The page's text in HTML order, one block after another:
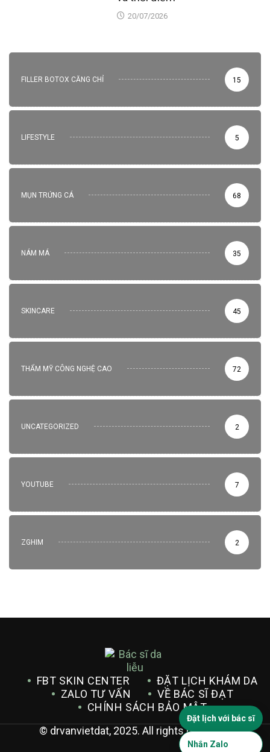
20/07/2026
FILLER BOTOX CĂNG CHỈ 15
LIFESTYLE 5
MỤN TRỨNG CÁ 68
NÁM MÁ 35
SKINCARE 45
THẨM MỸ CÔNG NGHỆ CAO 72
UNCATEGORIZED 2
YOUTUBE 7
ZGHIM 2
FBT SKIN CENTER
ĐẶT LỊCH KHÁM DA
ZALO TƯ VẤN
VỀ BÁC SĨ ĐẠT
CHÍNH SÁCH BẢO MẬT
© drvanvietdat, 2025. All rights reserved.
Đặt lịch với bác sĩ
Nhắn Zalo